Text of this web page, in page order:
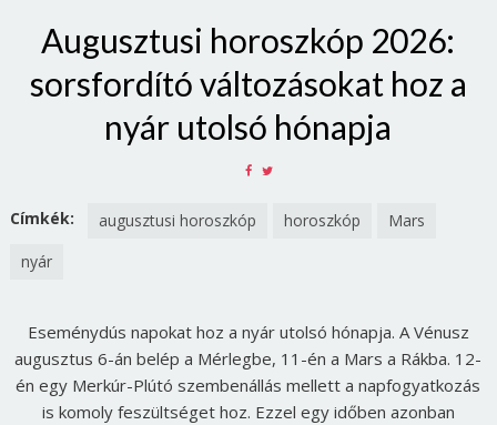
Augusztusi horoszkóp 2026:
sorsfordító változásokat hoz a
nyár utolsó hónapja
SHARE
FACEBOOK
TWITTER
Címkék: augusztusi horoszkóp horoszkóp
Mars
nyár
Eseménydús napokat hoz a nyár utolsó hónapja. A Vénusz
augusztus 6-án belép a Mérlegbe, 11-én a Mars a Rákba. 12-
én egy Merkúr-Plútó szembenállás mellett a napfogyatkozás
is komoly feszültséget hoz. Ezzel egy időben azonban